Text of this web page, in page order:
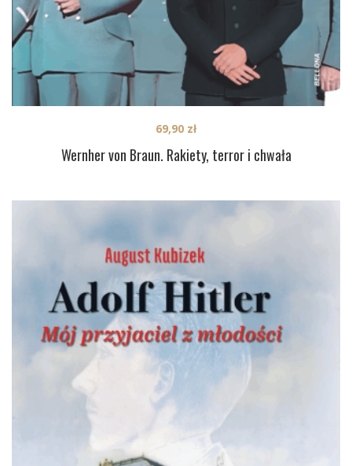
Wernher von Braun. Rakiety, terror i chwała
69,90 zł